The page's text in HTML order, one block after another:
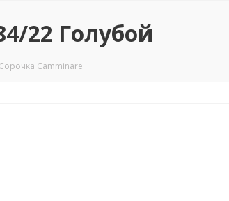
22 Голубой
Сорочка Camminare